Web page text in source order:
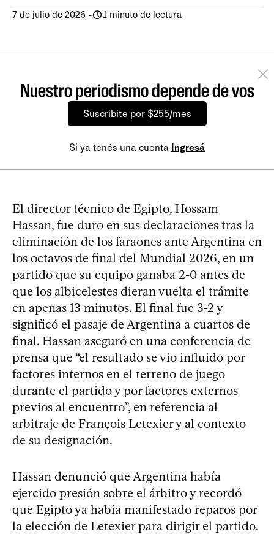
7 de julio de 2026 - 1 minuto de lectura
Nuestro periodismo depende de vos
Suscribite por $255/mes
Si ya tenés una cuenta Ingresá
El director técnico de Egipto, Hossam
Hassan, fue duro en sus declaraciones tras la
eliminación de los faraones ante Argentina en
los octavos de final del Mundial 2026, en un
partido que su equipo ganaba 2-0 antes de
que los albicelestes dieran vuelta el trámite
en apenas 13 minutos. El final fue 3-2 y
significó el pasaje de Argentina a cuartos de
final. Hassan aseguró en una conferencia de
prensa que “el resultado se vio influido por
factores internos en el terreno de juego
durante el partido y por factores externos
previos al encuentro”, en referencia al
arbitraje de François Letexier y al contexto
de su designación.
Hassan denunció que Argentina había
ejercido presión sobre el árbitro y recordó
que Egipto ya había manifestado reparos por
la elección de Letexier para dirigir el partido.